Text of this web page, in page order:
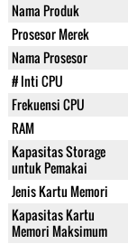
Nama Produk
Prosesor Merek
Nama Prosesor
# Inti CPU
Frekuensi CPU
RAM
Kapasitas Storage
untuk Pemakai
Jenis Kartu Memori
Kapasitas Kartu
Memori Maksimum